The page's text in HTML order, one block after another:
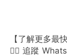
【了解更多最
👉🏻 追蹤